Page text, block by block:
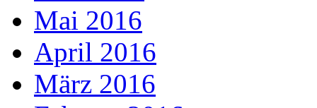
Mai 2016
April 2016
März 2016